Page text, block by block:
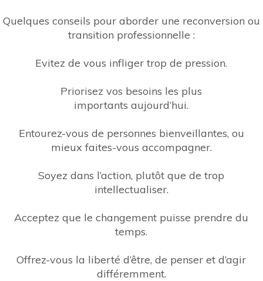
Quelques conseils pour aborder une reconversion ou
transition professionnelle :
Evitez de vous infliger trop de pression.
Priorisez vos besoins les plus
importants aujourd’hui.
Entourez-vous de personnes bienveillantes, ou
mieux faites-vous accompagner.
Soyez dans l’action, plutôt que de trop
intellectualiser.
Acceptez que le changement puisse prendre du
temps.
Offrez-vous la liberté d’être, de penser et d’agir
différemment.